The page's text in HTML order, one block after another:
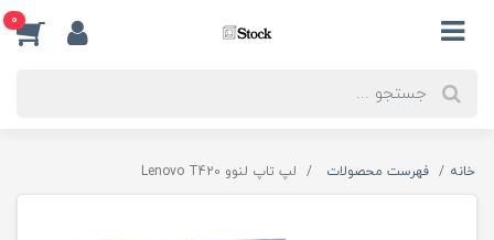
0
خانه فهرست محصولات لپ تاپ لنوو Lenovo T420